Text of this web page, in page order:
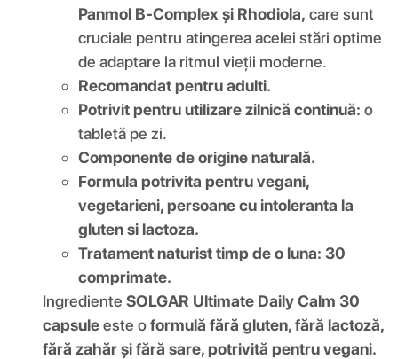
Panmol B-Complex și Rhodiola, care sunt
cruciale pentru atingerea acelei stări optime
de adaptare la ritmul vieții moderne.
Recomandat pentru adulti.
Potrivit pentru utilizare zilnică continuă: o
tabletă pe zi.
Componente de origine naturală.
Formula potrivita pentru vegani,
vegetarieni, persoane cu intoleranta la
gluten si lactoza.
Tratament naturist timp de o luna: 30
comprimate.
Ingrediente SOLGAR Ultimate Daily Calm 30
capsuleeste oformulă fără gluten, fără lactoză,
fără zahăr și fără sare, potrivită pentru vegani.